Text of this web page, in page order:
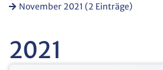
November 2021 (2 Einträge)
2021